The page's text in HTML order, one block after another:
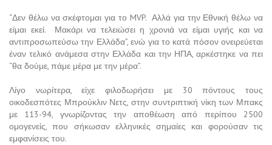
“Δεν θέλω να σκέφτομαι για το MVP. Αλλά για την Εθνική θέλω να
είμαι εκεί. Μακάρι να τελειώσει η χρονιά να είμαι υγιής και να
αντιπροσωπεύσω την Ελλάδα”, ενώ για το κατά πόσον ονειρεύεται
έναν τελικό ανάμεσα στην Ελλάδα και την ΗΠΑ, αρκέστηκε να πει
“θα δούμε, πάμε μέρα με την μέρα”.
Λίγο νωρίτερα, είχε φιλοδωρήσει με 30 πόντους τους
οικοδεσπότες Μπρούκλιν Νετς, στην συντριπτική νίκη των Μπακς
με 113-94, γνωρίζοντας την αποθέωση από περίπου 2500
ομογενείς, που σήκωσαν ελληνικές σημαίες και φορούσαν τις
εμφανίσεις του.